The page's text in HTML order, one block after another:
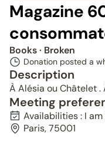
Magazine
Books· Broken
Donation posted a
Description
À Alésia ou Châtelet
Meeting
Availabilities : I
Paris, 75001